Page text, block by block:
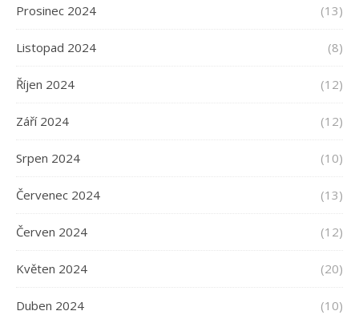
Prosinec 2024 (13)
Listopad 2024 (8)
Říjen 2024 (12)
Září 2024 (12)
Srpen 2024 (10)
Červenec 2024 (13)
Červen 2024 (12)
Květen 2024 (20)
Duben 2024 (10)